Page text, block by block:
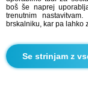
Iskanje
boš še naprej
trenutnim
brskalniku, kar pa lahko